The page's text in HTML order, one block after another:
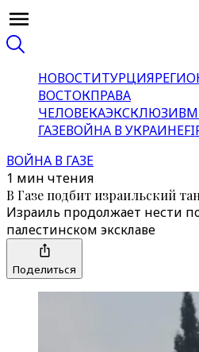
НОВОСТИТУРЦИЯ
ВОСТОКПРАВА
ЧЕЛОВЕКАЭКСКЛЮЗИВ
ГАЗЕВОЙНА В УКРАИНЕ
ВОЙНА В ГАЗЕ
1 мин чтения
В Газе подбит израильский
Израиль продолжает нести
палестинском эксклаве
Поделиться